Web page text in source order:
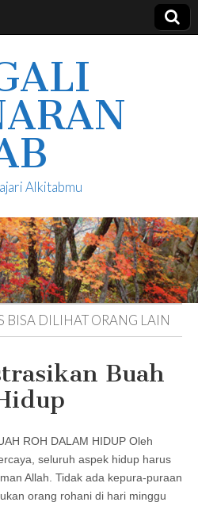
Alkitabmu
BISA DILIHAT ORANG LAIN
Buah
ROH DALAM HIDUP Oleh
seluruh aspek hidup harus
Allah. Tidak ada kepura-puraan
orang rohani di hari minggu